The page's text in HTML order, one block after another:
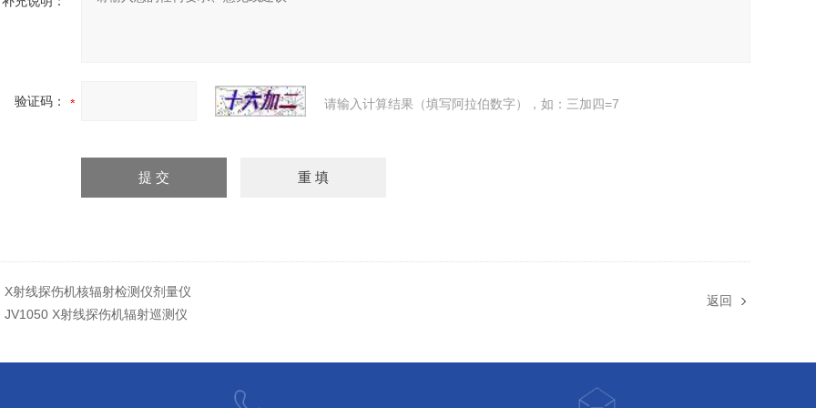
验证码： 请输入计算结果（填写阿拉伯数字），如：三加四=7
X射线探伤机核辐射检测仪剂量仪
JV1050 X射线探伤机辐射巡测仪
返回